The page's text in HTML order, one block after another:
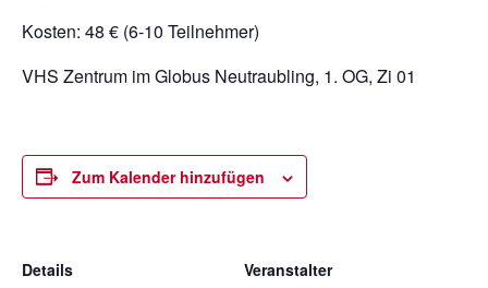
Kosten: 48 € (6-10 Teilnehmer)
VHS Zentrum im Globus Neutraubling, 1. OG, Zi 01
Zum Kalender hinzufügen
Details
Veranstalter